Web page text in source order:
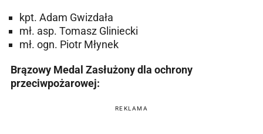
kpt. Adam Gwizdała
mł. asp. Tomasz Gliniecki
mł. ogn. Piotr Młynek
Brązowy Medal Zasłużony dla ochrony
przeciwpożarowej:
REKLAMA